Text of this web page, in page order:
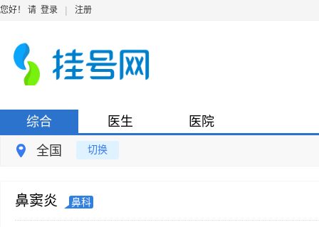
您好！ 请 登录 | 注册
综合 医生 医院
全国 切换
鼻窦炎 鼻科